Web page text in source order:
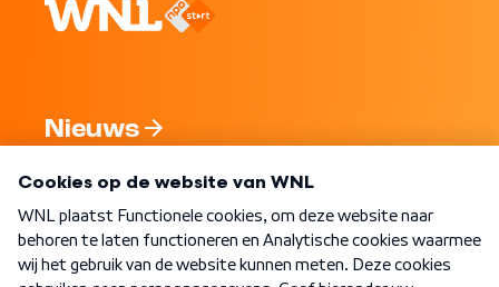
Nieuws
Nieuwsbrief
Word Lid